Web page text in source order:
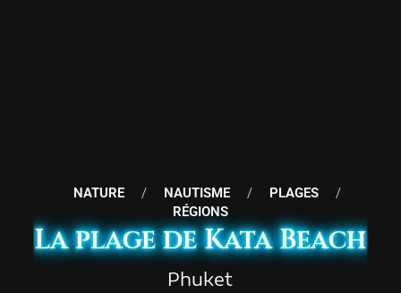
NATURE / NAUTISME / PLAGES
/
RÉGIONS
La plage de Kata Beach
Phuket